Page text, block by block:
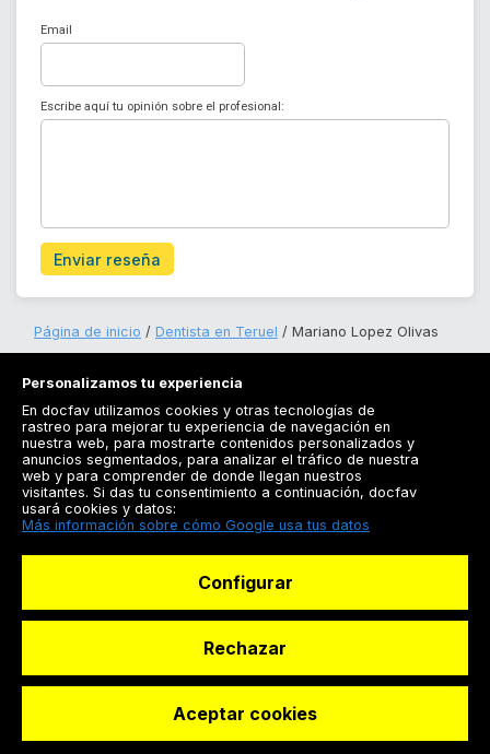
Solicitar reserva
Email
Escribe aquí tu opinión sobre el profesional:
Enviar reseña
Página de inicio Dentista en Teruel Mariano Lopez Olivas
Registrarse
Docfav
© Dashboard Technologies S.L
Personalizamos tu experiencia
En docfav utilizamos cookies y otras tecnologías de
rastreo para mejorar tu experiencia de navegación en
nuestra web, para mostrarte contenidos personalizados y
anuncios segmentados, para analizar el tráfico de nuestra
web y para comprender de donde llegan nuestros
visitantes. Si das tu consentimiento a continuación, docfav
usará cookies y datos:
Más información sobre cómo Google usa tus datos
Configurar
Rechazar
Aceptar cookies